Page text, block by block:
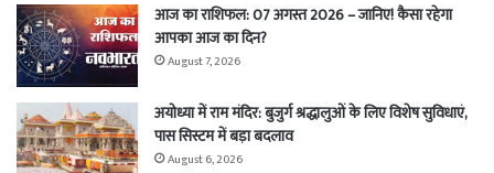
आज का राशिफल: 07 अगस्त 2026 – जानिए! कैसा रहेगा
आपका आज का दिन?
August 7, 2026
अयोध्या में राम मंदिर: बुजुर्ग श्रद्धालुओं के लिए विशेष सुविधाएं,
पास सिस्टम में बड़ा बदलाव
August 6, 2026